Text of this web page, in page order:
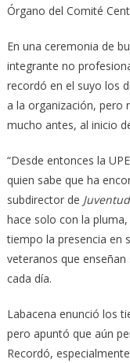
Órgano del Comité
En una ceremonia de
integrante no
recordó en el suyo los
a la organización, pero
mucho antes, al inicio
“Desde entonces la
quien sabe que ha
subdirector de
hace solo con la
tiempo la presencia en
veteranos que
cada día.
Labacena enunció los
pero apuntó que aún
Recordó,